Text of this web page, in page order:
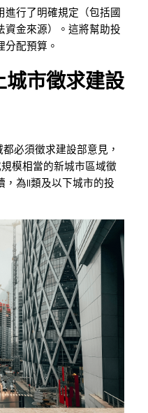
進行了明確規定（包括國
資金來源）。這將幫助投
分配預算。
城市徵求建設
必須徵求建設部意見，
模相當的新城市區域徵
，為II類及以下城市的投